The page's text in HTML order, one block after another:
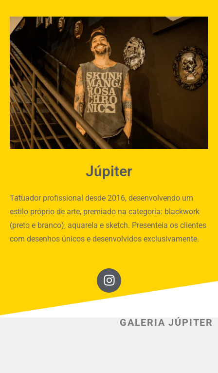
Júpiter
Tatuador profissional desde 2016, desenvolvendo um
estilo próprio de arte, premiado na categoria: blackwork
(preto e branco), aquarela e sketch. Presenteia os clientes
com desenhos únicos e desenvolvidos exclusivamente.
GALERIA JÚPITER